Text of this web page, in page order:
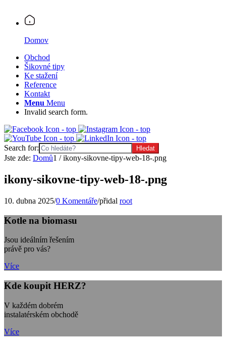
Domov
Obchod
Šikovné tipy
Ke stažení
Reference
Kontakt
Menu Menu
Invalid search form.
Search for:
Jste zde: Domů1 / ikony-sikovne-tipy-web-18-.png
ikony-sikovne-tipy-web-18-.png
10. dubna 2025/0 Komentáře/přidal root
Kotle na biomasu
Jsou ideálním řešením
právě pro vás?
Více
Kde koupit HERZ?
V každém dobrém
instalatérském obchodě
Více